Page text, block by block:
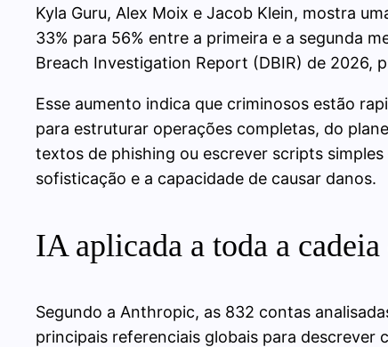
Kyla Guru, Alex Moix e Jacob Klein, mostra
33% para 56% entre a primeira e a segunda
Breach Investigation Report (DBIR) de 2026,
Esse aumento indica que criminosos estão
para estruturar operações completas, do
textos de phishing ou escrever scripts
sofisticação e a capacidade de causar danos.
IA aplicada a toda a cadeia
Segundo a Anthropic, as 832 contas
principais referenciais globais para descrever